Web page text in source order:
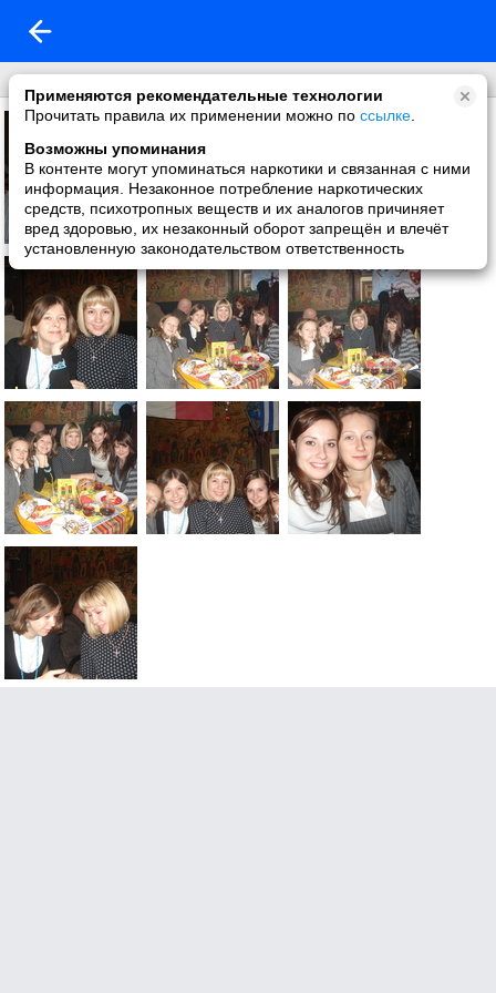
Применяются рекомендательные технологии
Прочитать правила их применении можно по ссылке
Возможны упоминания
В контенте могут упоминаться наркотики и связанная с ними
информация. Незаконное потребление наркотических
средств, психотропных веществ и их аналогов причиняет
вред здоровью, их незаконный оборот запрещён и влечёт
установленную законодательством ответственность
девчонки